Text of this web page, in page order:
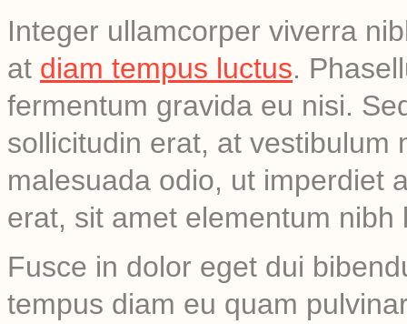
Integer ullamcorper viverra
at diam tempus luctus.
fermentum gravida eu nisi.
sollicitudin erat, at vestibulum
malesuada odio, ut imperdiet
erat, sit amet elementum nibh
Fusce in dolor eget dui
tempus diam eu quam